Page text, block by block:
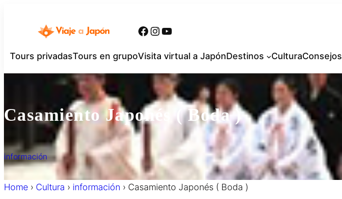
ス
Facebook
Instagram
YouTube
Tours privadasTours en grupoVisita virtual a JapónDestinos CulturaConsejos
Casamiento Japonés ( Boda )
información
Home › Cultura › información › Casamiento Japonés ( Boda )